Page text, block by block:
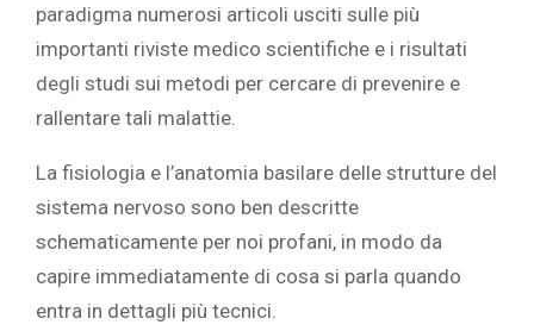
paradigma numerosi articoli usciti sulle più
importanti riviste medico scientifiche e i risultati
degli studi sui metodi per cercare di prevenire e
rallentare tali malattie.
La fisiologia e l’anatomia basilare delle strutture del
sistema nervoso sono ben descritte
schematicamente per noi profani, in modo da
capire immediatamente di cosa si parla quando
entra in dettagli più tecnici.